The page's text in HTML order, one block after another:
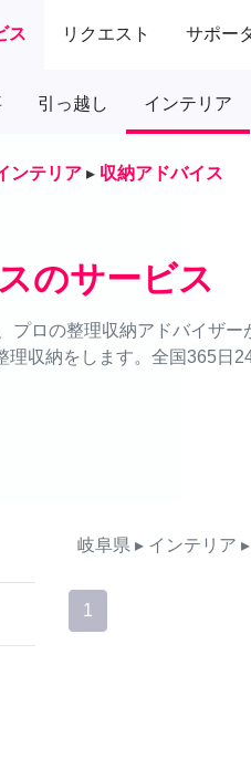
ス リクエスト サポー
引っ越し インテリア
ンテリア ▸ 収納アドバイス
のサービス
プロの整理収納アドバイザ
理収納をします。全国365日
岐阜県 ▸ インテリア
1